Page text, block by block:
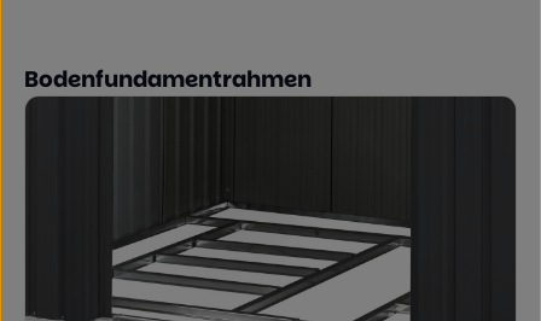
Produktgalerie überspringen
Bodenfundamentrahmen